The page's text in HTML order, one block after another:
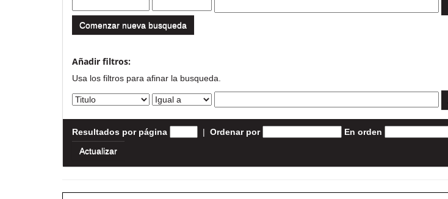
Comenzar nueva busqueda
Añadir filtros:
Usa los filtros para afinar la busqueda.
Resultados por página | Ordenar por En orden